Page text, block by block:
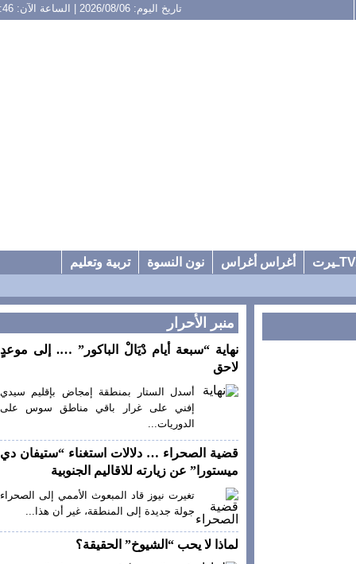
تاريخ اليوم: 2026/08/06 | الساعة الآن: 12:46
أغراس أغراس نون النسوة تربية وتعليم
منبر الأحرار
نهاية “سبعة أيام دْيَالْ الباكور” …. إلى موعدٍ
لاحق
أسدل الستار بمنطقة إمجاض بإقليم سيدي
إفني على غرار باقي مناطق سوس على
الدوريات...
قضية الصحراء … دلالات استغناء “ستيفان دي
ميستورا” عن زيارته للاقاليم الجنوبية
تغيرت نيوز قاد المبعوث الأممي إلى الصحراء
جولة جديدة إلى المنطقة، غير أن هذا...
لماذا لا يحب “الشيوخ” الحقيقة؟